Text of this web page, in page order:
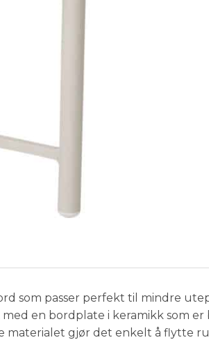
som passer perfekt til mindre
en bordplate i keramikk som
materialet gjør det enkelt å flytte